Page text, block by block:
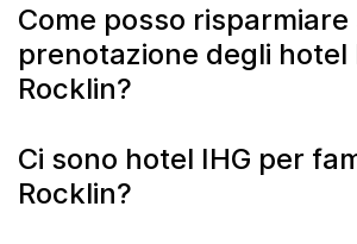
Come posso risparmiare
prenotazione degli hotel
Rocklin?
Ci sono hotel IHG per
Rocklin?